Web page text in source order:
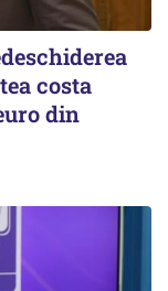
costa
din